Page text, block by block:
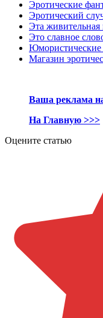
Эротические
Эротический
Эта живительная
Это славное
Юмористические
Магазин
Ваша реклама
На Главную >>>
Оцените статью